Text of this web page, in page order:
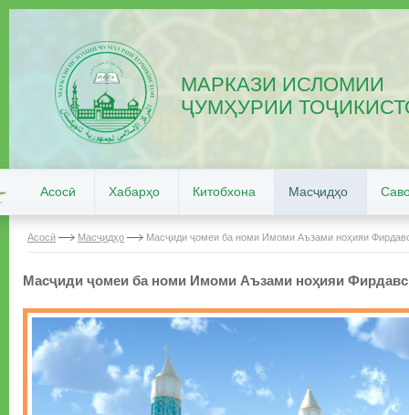
МАРКАЗИ ИСЛОМИИ
ҶУМҲУРИИ
Асосӣ Хабарҳо Китобхона Масҷидҳо
Асосӣ Масҷидҳо Масҷиди ҷомеи ба номи Имоми Аъзами ноҳияи
Масҷиди ҷомеи ба номи Имоми Аъзами ноҳияи